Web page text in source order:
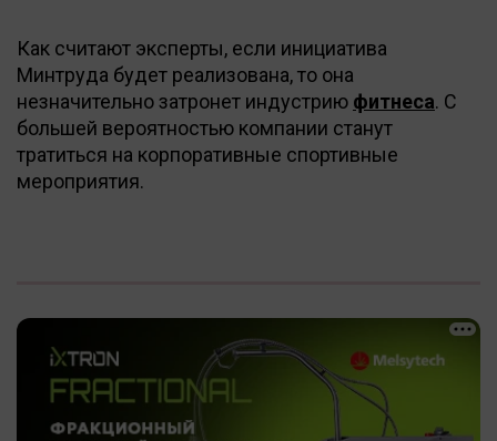
Как считают эксперты, если инициатива
Минтруда будет реализована, то она
незначительно затронет индустрию фитнеса. С
большей вероятностью компании станут
тратиться на корпоративные спортивные
мероприятия.